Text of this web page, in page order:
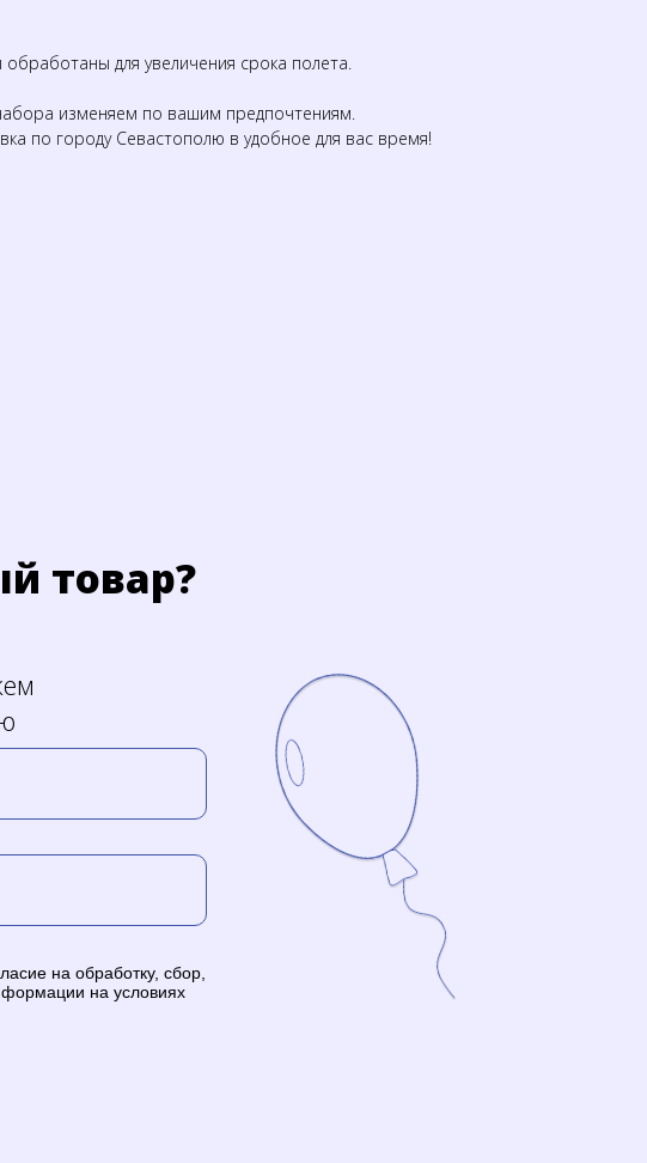
для увеличения срока полета.
изменяем по вашим предпочтениям.
по городу Севастополю в удобное для вас время!
на обработку, сбор,
на условиях
товар?